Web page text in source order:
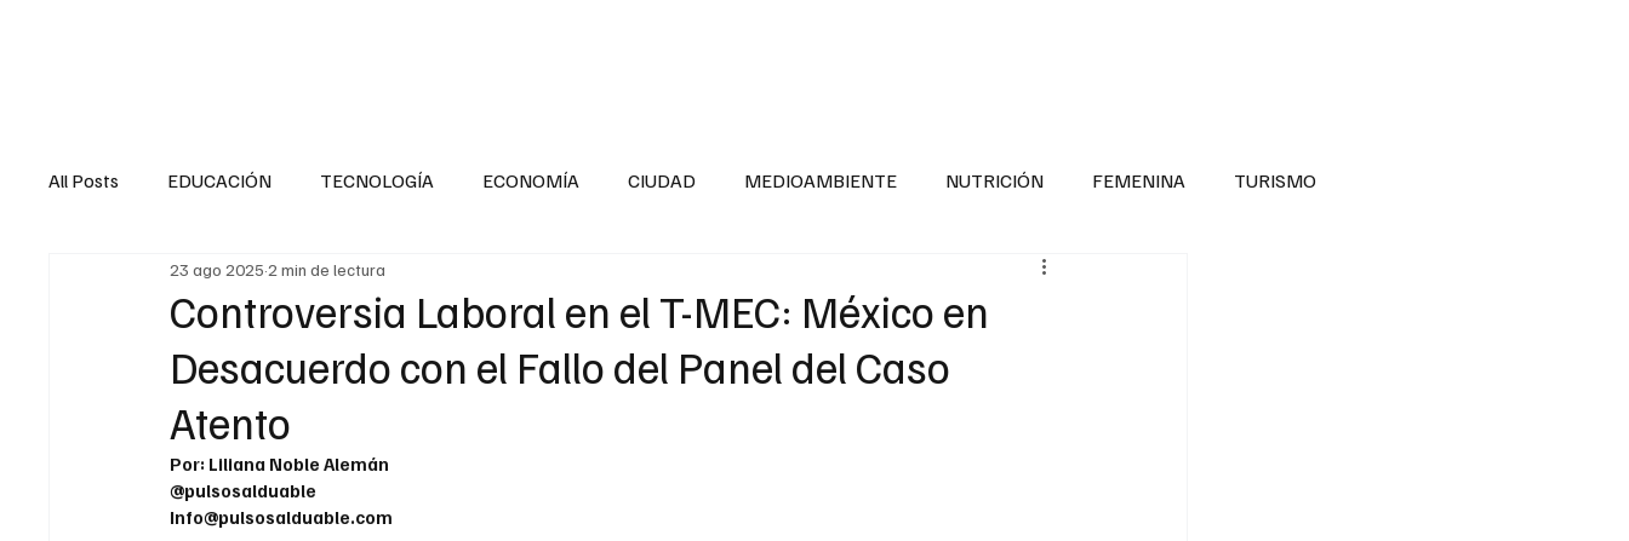
All Posts EDUCACIÓN TECNOLOGÍA ECONOMÍA CIUDAD MEDIOAMBIENTE NUTRICIÓN FEMENINA TURISMO
SALUD EN EL SECTOR PÚBLICO SALUD INFANTIL
LA ENTREVISTA ANIMAL FITNESS ADOLESCENTES RESPONSABILIDAD SOCIAL
INTERNACIONAL GENERAL INTERNACIONAL SALUD
Controversia Laboral en el T-MEC: México en
Desacuerdo con el Fallo del Panel del Caso
Atento
23 ago 2025 2 min de lectura
Por: Liliana Noble Alemán
@pulsosalduable
Info@pulsosalduable.com